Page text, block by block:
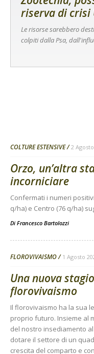
riserva di crisi
Le risorse sarebbero
colpiti dalla Psa,
COLTURE ESTENSIVE 2
Orzo, un’altra
incorniciare
Confermati i numeri
q/ha) e Centro (76 q/ha)
Di Francesco Bartolozzi
FLOROVIVAISMO 1 Agosto
Una nuova
florovivaismo
Il florovivaismo ha la sua
proprio futuro. Insieme al
del nostro insediamento
dotare il settore di un
crescita del comparto e